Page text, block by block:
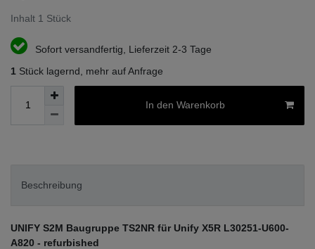
Inhalt 1 Stück
Sofort versandfertig, Lieferzeit 2-3 Tage
1 Stück lagernd, mehr auf Anfrage
In den Warenkorb
Beschreibung
UNIFY S2M Baugruppe TS2NR für Unify X5R L30251-U600-
A820 - refurbished